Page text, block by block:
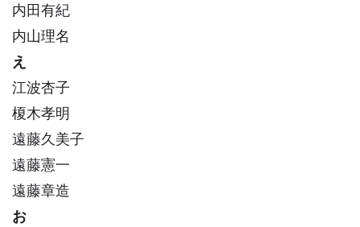
内田有紀
内山理名
え
江波杏子
榎木孝明
遠藤久美子
遠藤憲一
遠藤章造
お